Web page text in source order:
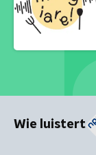
Wie luistert